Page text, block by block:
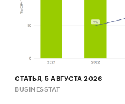
СТАТЬЯ, 5 АВГУСТА 2026
BUSINESSTAT